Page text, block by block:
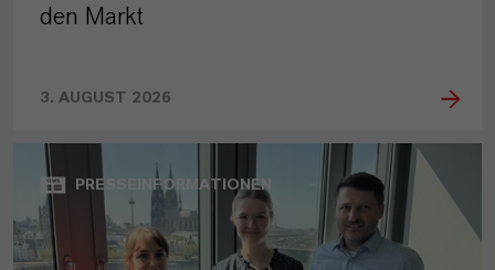
den Markt
3. AUGUST 2026
PRESSEINFORMATIONEN